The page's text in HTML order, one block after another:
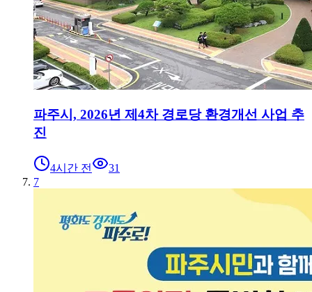
파주시, 2026년 제4차 경로당 환경개선 사업 추
진
4시간 전
31
7